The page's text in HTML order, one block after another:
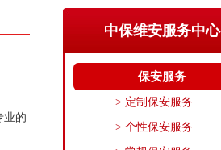
业的
中保维安服务中心
保安服务
> 定制保安服务
> 个性保安服务